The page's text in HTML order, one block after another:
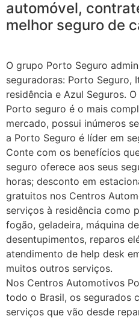
automóvel,
melhor seguro de
O grupo Porto Seguro
seguradoras: Porto Seguro,
residência e Azul Seguros.
Porto seguro é o mais
mercado, possui inúmeros
a Porto Seguro é líder em
Conte com os benefícios
seguro oferece aos seus
horas; desconto em
gratuitos nos Centros
serviços à residência como
fogão, geladeira, máquina
desentupimentos, reparos
atendimento de help desk
muitos outros serviços.
Nos Centros Automotivos
todo o Brasil, os segurados
serviços que vão desde